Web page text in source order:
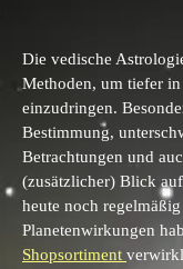
Die vedische
Methoden, um tiefer
einzudringen.
Bestimmung,
Betrachtungen und
(zusätzlicher) Blick
heute noch
Planetenwirkungen
Shopsortiment